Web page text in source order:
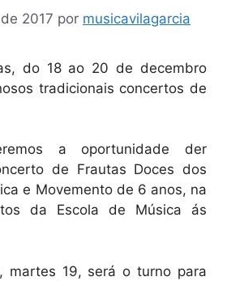
2017 por musicavilagarcia
do 18 ao 20 de decembro
tradicionais concertos de
a oportunidade der
de Frautas Doces dos
e Movemento de 6 anos, na
da Escola de Música ás
martes 19, será o turno para